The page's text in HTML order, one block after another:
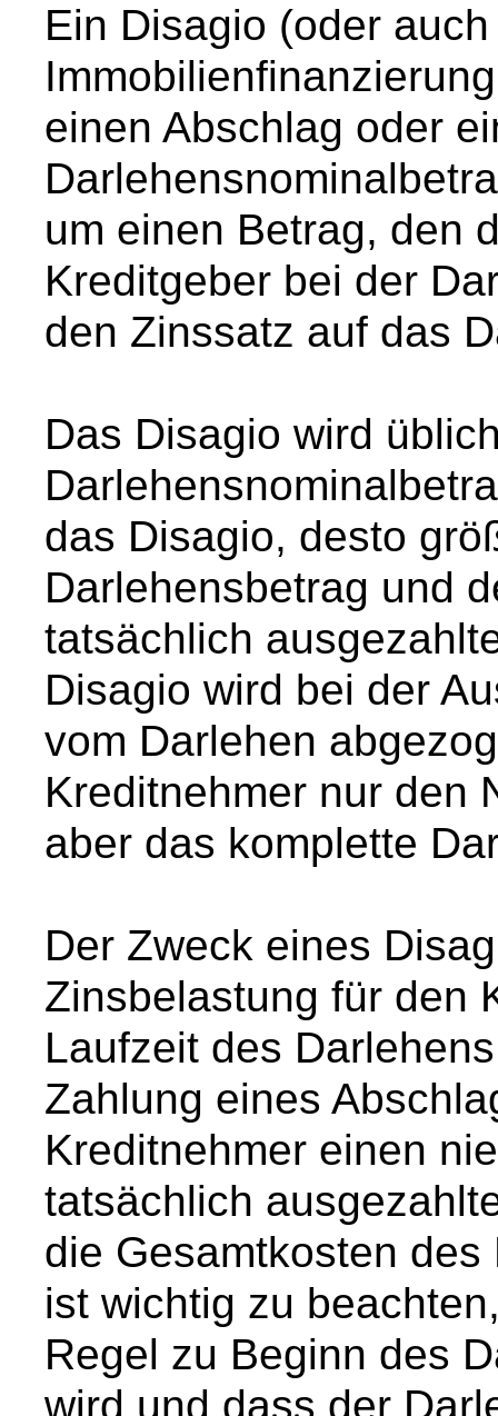
Ein Disagio (oder
einen Abschlag oder
um einen Betrag, den
Kreditgeber bei der
den Zinssatz auf das
Das Disagio wird
das Disagio, desto
Darlehensbetrag und
tatsächlich
Disagio wird bei der
vom Darlehen
Kreditnehmer nur den
aber das komplette
Der Zweck eines
Zinsbelastung für den
Laufzeit des
Zahlung eines
Kreditnehmer einen
tatsächlich
die Gesamtkosten
ist wichtig zu
Regel zu Beginn des
wird und dass der